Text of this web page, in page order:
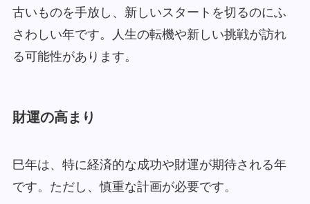
古いものを手放し、新しいスタートを切るのにふ
さわしい年です。人生の転機や新しい挑戦が訪れ
る可能性があります。
財運の高まり
巳年は、特に経済的な成功や財運が期待される年
です。ただし、慎重な計画が必要です。